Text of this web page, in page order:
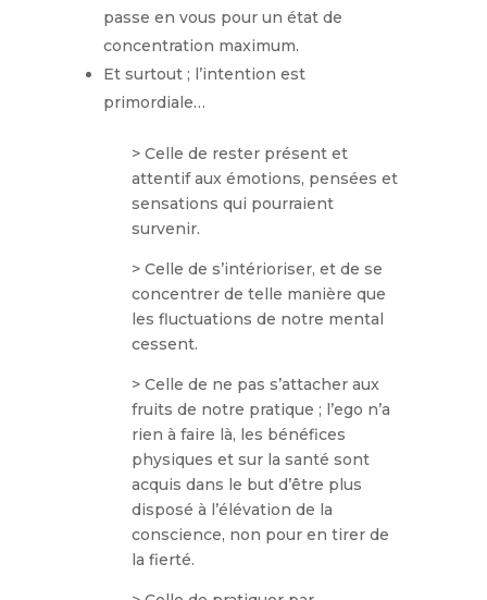
passe en vous pour un état de
concentration maximum.
Et surtout ; l’intention est
primordiale…
> Celle de rester présent et
attentif aux émotions, pensées et
sensations qui pourraient
survenir.
> Celle de s’intérioriser, et de se
concentrer de telle manière que
les fluctuations de notre mental
cessent.
> Celle de ne pas s’attacher aux
fruits de notre pratique ; l’ego n’a
rien à faire là, les bénéfices
physiques et sur la santé sont
acquis dans le but d’être plus
disposé à l’élévation de la
conscience, non pour en tirer de
la fierté.